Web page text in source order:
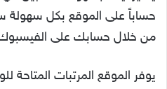
حساباً على الموقع بكل سهولة
من خلال حسابك على
يوفر الموقع المرتبات المتاحة